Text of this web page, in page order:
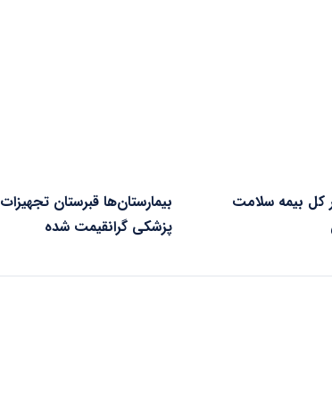
کل بیمه سلامت
بیمارستان‌ها قبرستان تجهیزات
پزشکی گرانقیمت شده